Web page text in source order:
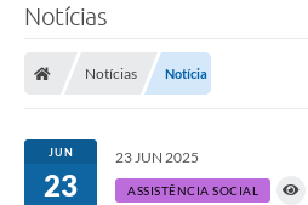
Notícias
Notícias Notícia
JUN
23
23 JUN 2025
ASSISTÊNCIA SOCIAL